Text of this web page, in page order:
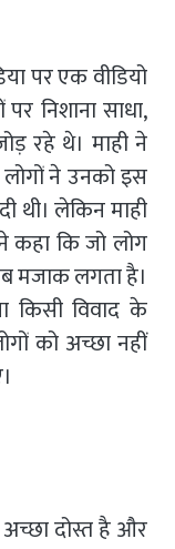
पर एक वीडियो
निशाना साधा,
रहे थे। माही ने
ने उनको इस
थी। लेकिन माही
कहा कि जो लोग
मजाक लगता है।
किसी विवाद के
को अच्छा नहीं
दोस्त है और